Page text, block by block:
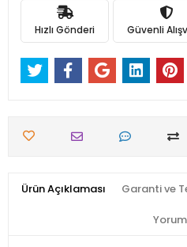
Hızlı Gönderi Güvenli
Ürün Açıklaması Garanti ve